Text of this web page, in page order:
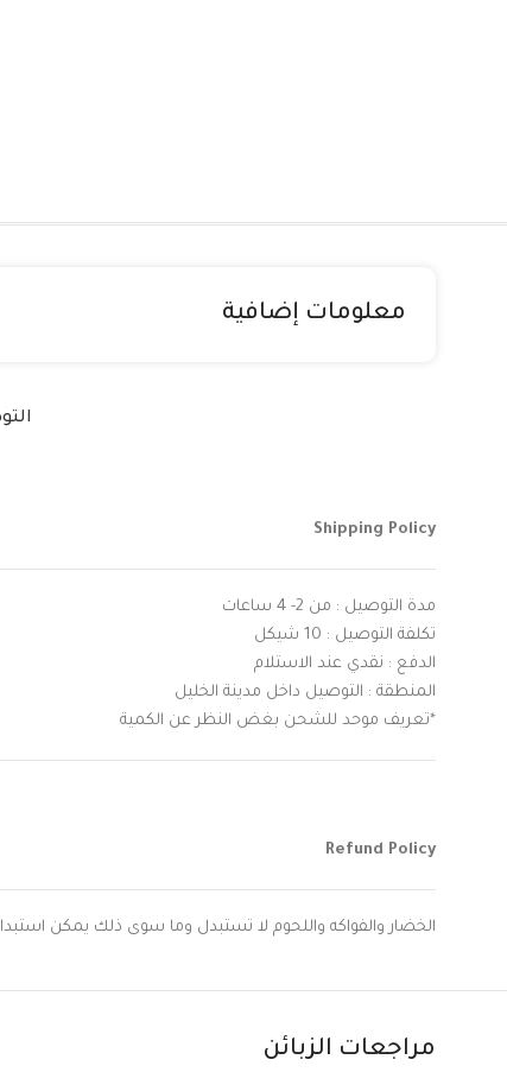
معلومات إضافية
Shipping Policy
مدة التوصيل : من 2- 4 ساعات
تكلفة التوصيل : 10 شيكل
الدفع : نقدي عند الاستلام
المنطقة : التوصيل داخل مدينة الخليل
*تعريف موحد للشحن بغض النظر عن الكمية
Refund Policy
الخضار والفواكه واللحوم لا تستبدل وما سوى ذلك يمكن استبداله خلال 9 ساعات اذا لم يتعرض
مراجعات الزبائن